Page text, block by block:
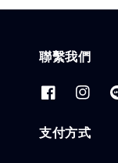
聯繫我們
支付方式